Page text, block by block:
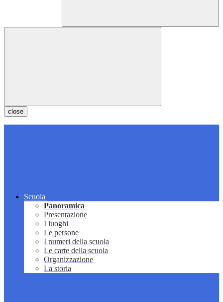
close
Scuola
Panoramica
Presentazione
I luoghi
Le persone
I numeri della scuola
Le carte della scuola
Organizzazione
La storia